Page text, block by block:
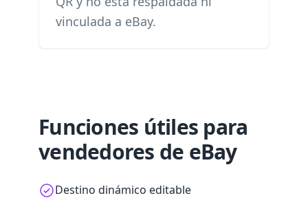
vinculada a eBay.
Funciones útiles para
vendedores de eBay
Destino dinámico editable